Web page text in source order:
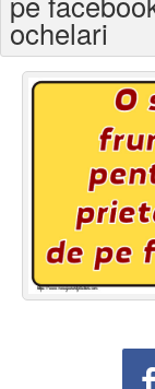
Felicitari zilele
Felicitari zile
Felicitari muzicale
Felicitari
Felicitari animate
Invitatii
ochelari